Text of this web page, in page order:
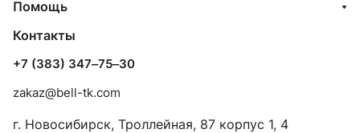
Помощь
Контакты
+7 (383) 347‒75‒30
zakaz@bell-tk.com
г. Новосибирск, ​Троллейная, 87 корпус 1, 4